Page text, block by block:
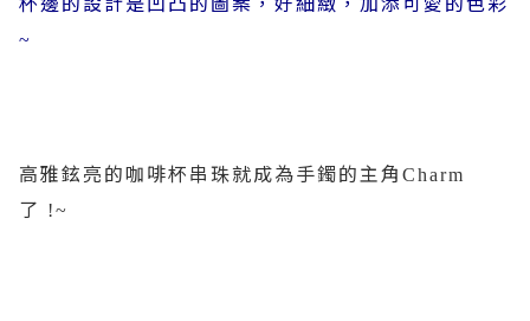
~
高雅鉉亮的咖啡杯串珠就成為手鐲的主角 Charm
了 !~